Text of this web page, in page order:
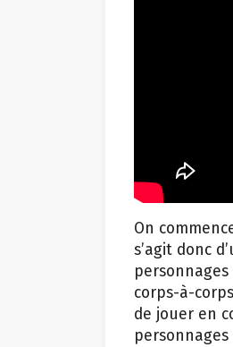
On
s’agit donc
corps-à-
de jouer en